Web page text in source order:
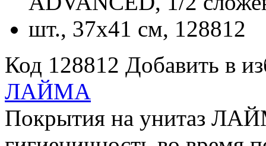
Код 128812 Добавить в
ЛАЙМА
Покрытия на унитаз